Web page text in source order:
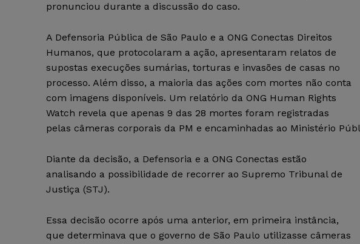
pronunciou durante a discussão do caso.
A Defensoria Pública de São Paulo e a ONG Conectas Direitos
Humanos, que protocolaram a ação, apresentaram relatos de
supostas execuções sumárias, torturas e invasões de casas no
processo. Além disso, a maioria das ações com mortes não conta
com imagens disponíveis. Um relatório da ONG Human Rights
Watch revela que apenas 9 das 28 mortes foram registradas
pelas câmeras corporais da PM e encaminhadas ao Ministério
Diante da decisão, a Defensoria e a ONG Conectas estão
analisando a possibilidade de recorrer ao Supremo Tribunal de
Justiça (STJ).
Essa decisão ocorre após uma anterior, em primeira instância,
que determinava que o governo de São Paulo utilizasse câmeras